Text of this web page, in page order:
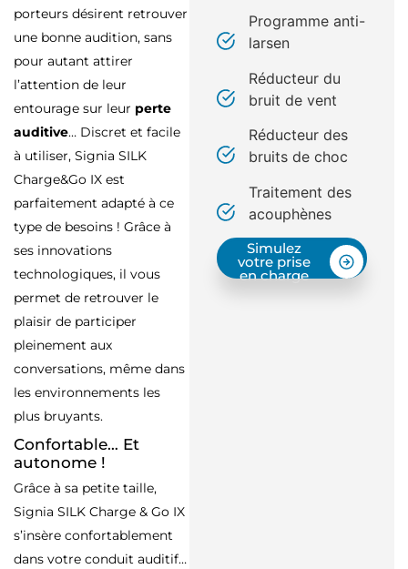
porteurs désirent retrouver
une bonne audition, sans
pour autant attirer
l’attention de leur
entourage sur leur perte
auditive… Discret et facile
à utiliser, Signia SILK
Charge&Go IX est
parfaitement adapté à ce
type de besoins ! Grâce à
ses innovations
technologiques, il vous
permet de retrouver le
plaisir de participer
pleinement aux
conversations, même dans
les environnements les
plus bruyants.
Confortable… Et
autonome !
Grâce à sa petite taille,
Signia SILK Charge & Go IX
s’insère confortablement
dans votre conduit auditif…
Programme anti-
larsen
Réducteur du
bruit de vent
Réducteur des
bruits de choc
Traitement des
acouphènes
Simulez
votre prise
en charge